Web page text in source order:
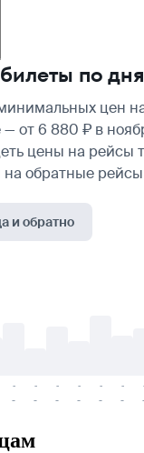
по
цен
от 6 880 ₽ в
цены на рейсы
обратные
и обратно
-
-
-
-
-
-
-
-
-
-
-
-